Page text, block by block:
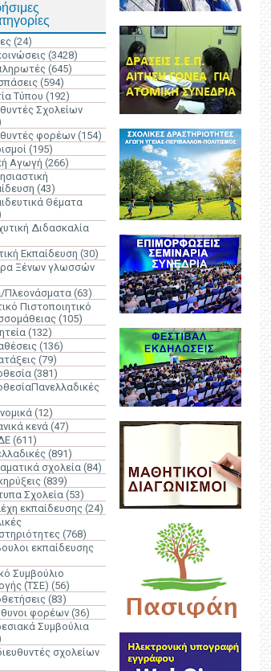
(24)
(3428)
(645)
(594)
Τύπου (192)
Σχολείων
φορέων (154)
(195)
Αγωγή (266)
(43)
Θέματα
Διδασκαλία
Εκπαίδευση (30)
Ξένων γλωσσών
Πλεονάσματα(63)
Πιστοποιητικό
(105)
(132)
(136)
(79)
(381)
(12)
κενά(47)
(611)
(891)
σχολεία (84)
(839)
Σχολεία (53)
εκπαίδευσης (24)
(768)
εκπαίδευσης
Συμβούλιο
(ΤΣΕ) (56)
(83)
φορέων(36)
Συμβούλια
σχολείων